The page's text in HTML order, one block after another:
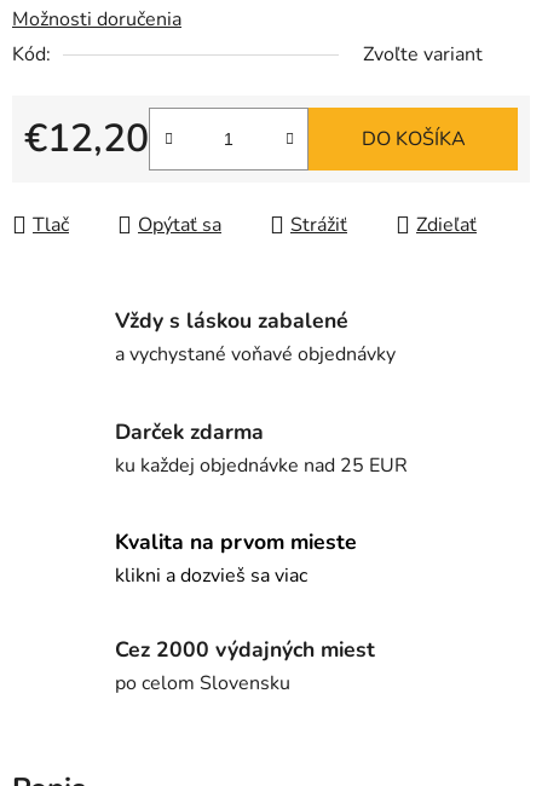
Možnosti doručenia
Kód:
Zvoľte variant
€12,20
Jednotková cena:
DO KOŠÍKA
Tlač Opýtať sa Strážiť Zdieľať
Vždy s láskou zabalené
a vychystané voňavé objednávky
Darček zdarma
ku každej objednávke nad 25 EUR
Kvalita na prvom mieste
klikni a dozvieš sa viac
Cez 2000 výdajných miest
po celom Slovensku